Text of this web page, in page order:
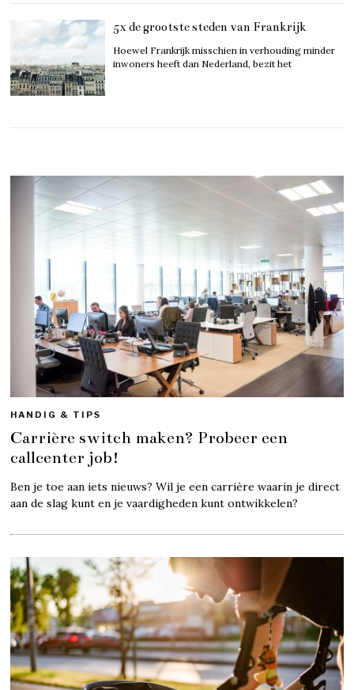
5x de grootste steden van Frankrijk
Hoewel Frankrijk misschien in verhouding minder
inwoners heeft dan Nederland, bezit het
HANDIG & TIPS
Carrière switch maken? Probeer een
callcenter job!
Ben je toe aan iets nieuws? Wil je een carrière waarin je direct
aan de slag kunt en je vaardigheden kunt ontwikkelen?